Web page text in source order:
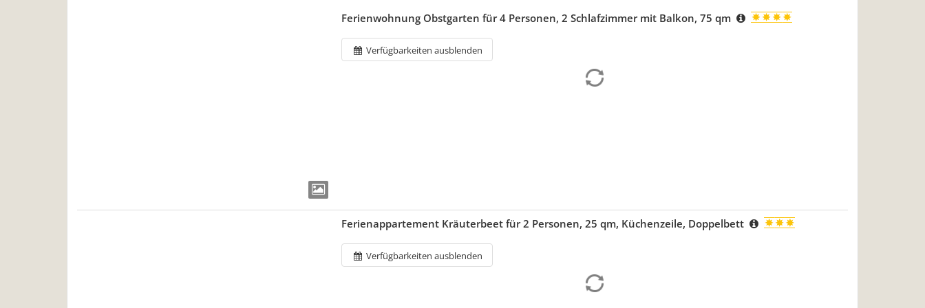
Ferienwohnung Obstgarten für 4 Personen, 2 Schlafzimmer mit Balkon, 75 qm
Verfügbarkeiten ausblenden
Ferienappartement Kräuterbeet für 2 Personen, 25 qm, Küchenzeile, Doppelbett
Verfügbarkeiten ausblenden